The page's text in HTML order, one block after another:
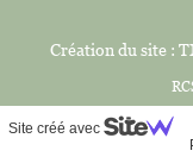
Création du site :
Site créé avec